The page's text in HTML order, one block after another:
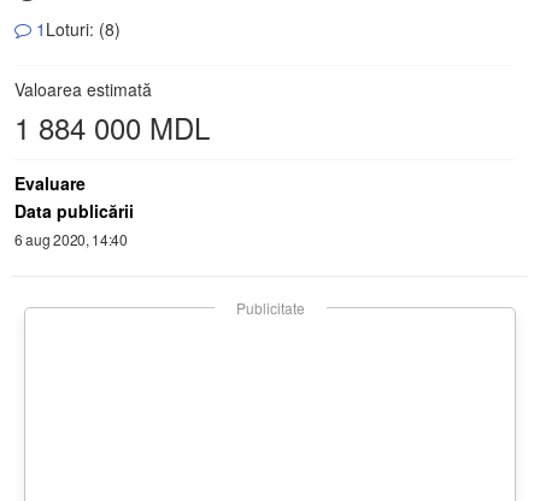
1 Loturi: (8)
Valoarea estimată
1 884 000 MDL
Evaluare
Data publicării
6 aug 2020, 14:40
Publicitate